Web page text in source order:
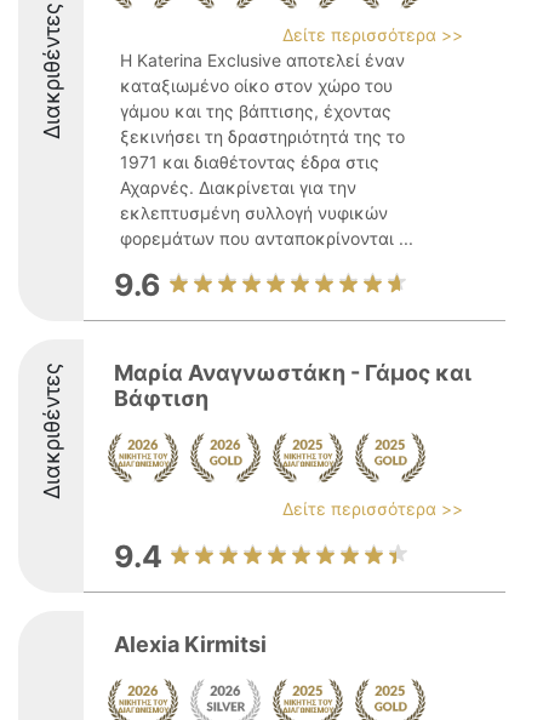
Διακριθέντες
Δείτε περισσότερα >>
Η Katerina Exclusive αποτελεί έναν
καταξιωμένο οίκο στον χώρο του
γάμου και της βάπτισης, έχοντας
ξεκινήσει τη δραστηριότητά της το
1971 και διαθέτοντας έδρα στις
Αχαρνές. Διακρίνεται για την
εκλεπτυσμένη συλλογή νυφικών
φορεμάτων που ανταποκρίνονται ...
9.6
Διακριθέντες
Μαρία Αναγνωστάκη - Γάμος και
Βάφτιση
Δείτε περισσότερα >>
9.4
Alexia Kirmitsi